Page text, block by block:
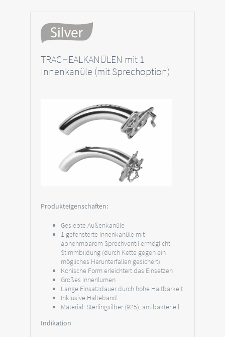
TRACHEALKANÜLEN mit 1
Innenkanüle (mit Sprechoption)
Produkteigenschaften:
Gesiebte Außenkanüle
1 gefensterte Innenkanüle mit
abnehmbarem Sprechventil ermöglicht
Stimmbildung (durch Kette gegen ein
mögliches Herunterfallen gesichert)
Konische Form erleichtert das Einsetzen
Großes Innenlumen
Lange Einsatzdauer durch hohe Haltbarkeit
Inklusive Halteband
Material: Sterlingsilber (925), antibakteriell
Indikation